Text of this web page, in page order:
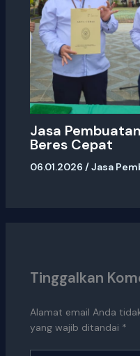
Jasa
Beres Cepat
06.01.2026 /Jasa
Tinggalkan
Alamat email Anda
yang wajib ditandai *